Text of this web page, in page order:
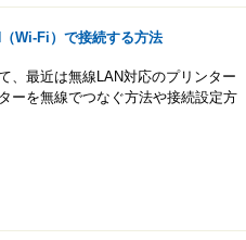
Wi-Fi）で接続する方法
、最近は無線LAN対応のプリンター
ーを無線でつなぐ方法や接続設定方